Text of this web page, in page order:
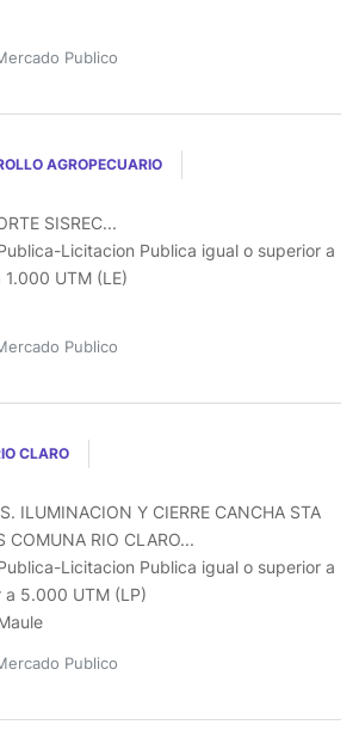
Publico
AGROPECUARIO
SISREC...
Licitacion Publica igual o superior a
UTM (LE)
Publico
CLARO
ILUMINACION Y CIERRE CANCHA STA
COMUNA RIO CLARO...
Licitacion Publica igual o superior a
a 5.000 UTM (LP)
Publico